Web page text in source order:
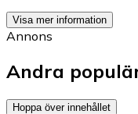
Visa mer information
Annons
Andra
Hoppa över innehållet